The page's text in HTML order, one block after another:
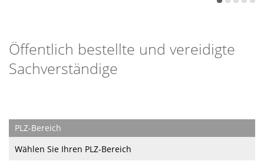
Öffentlich bestellte und vereidigte
Sachverständige
PLZ-Bereich